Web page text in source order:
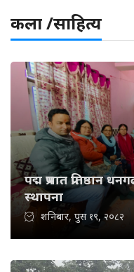
कला /साहित्य
पद्म प्रभात प्रतिष्ठान
स्थापना
शनिबार, पुस १९, २०८२